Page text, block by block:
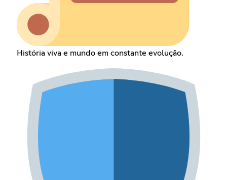
História viva e mundo em constante evolução.